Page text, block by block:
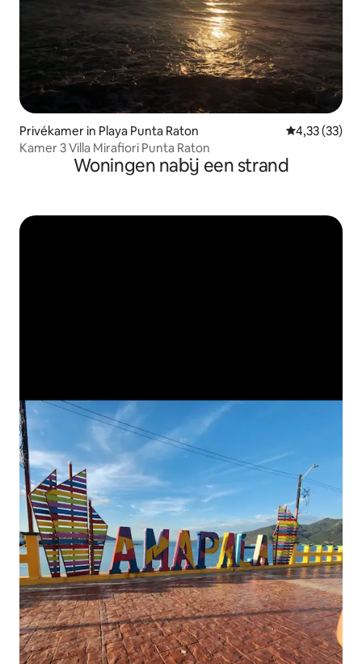
Privékamer in Playa Punta Raton Gemiddelde
4,33 (33)
Kamer 3 Villa Mirafiori Punta Raton
Woningen nabij een strand